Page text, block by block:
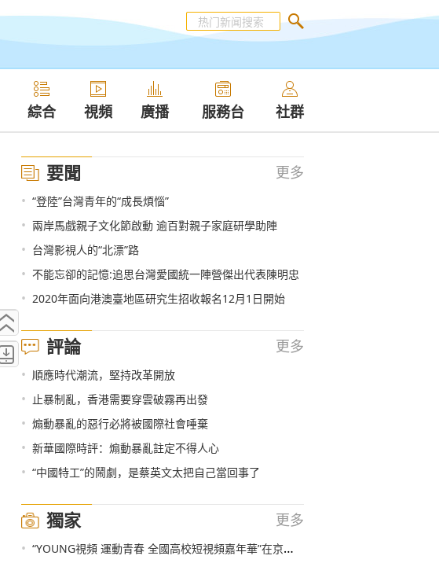
綜合 視頻 廣播 服務台 社群
要聞 更多
• “登陸”台灣青年的“成長煩惱”
• 兩岸馬戲親子文化節啟動 逾百對親子家庭研學助陣
• 台灣影視人的“北漂”路
• 不能忘卻的記憶:追思台灣愛國統一陣營傑出代表陳明忠
• 2020年面向港澳臺地區研究生招收報名12月1日開始
評論 更多
• 順應時代潮流，堅持改革開放
• 止暴制亂，香港需要穿雲破霧再出發
• 煽動暴亂的惡行必將被國際社會唾棄
• 新華國際時評：煽動暴亂註定不得人心
• “中國特工”的鬧劇，是蔡英文太把自己當回事了
獨家 更多
• “YOUNG視頻 運動青春 全國高校短視頻嘉年華”在京啟動